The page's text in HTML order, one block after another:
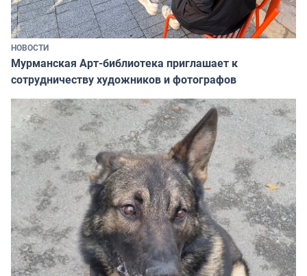
НОВОСТИ
Мурманская Арт-библиотека приглашает к
сотрудничеству художников и фотографов